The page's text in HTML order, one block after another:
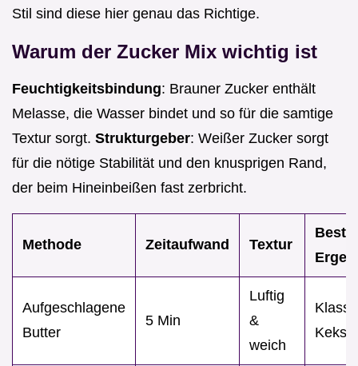
Stil sind diese hier genau das Richtige.
Warum der Zucker Mix wichtig ist
Feuchtigkeitsbindung: Brauner Zucker enthält
Melasse, die Wasser bindet und so für die samtige
Textur sorgt. Strukturgeber: Weißer Zucker sorgt
für die nötige Stabilität und den knusprigen Rand,
der beim Hineinbeißen fast zerbricht.
Methode Zeitaufwand Textur
Aufgeschlagene
Butter
5 Min
Luftig
&
weich
Keks